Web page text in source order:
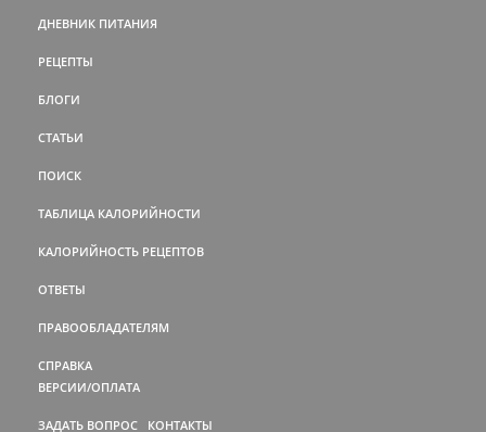
ДНЕВНИК ПИТАНИЯ
РЕЦЕПТЫ
БЛОГИ
СТАТЬИ
ПОИСК
ТАБЛИЦА КАЛОРИЙНОСТИ
КАЛОРИЙНОСТЬ РЕЦЕПТОВ
ОТВЕТЫ
ПРАВООБЛАДАТЕЛЯМ
СПРАВКА
ВЕРСИИ/ОПЛАТА
ЗАДАТЬ ВОПРОС КОНТАКТЫ